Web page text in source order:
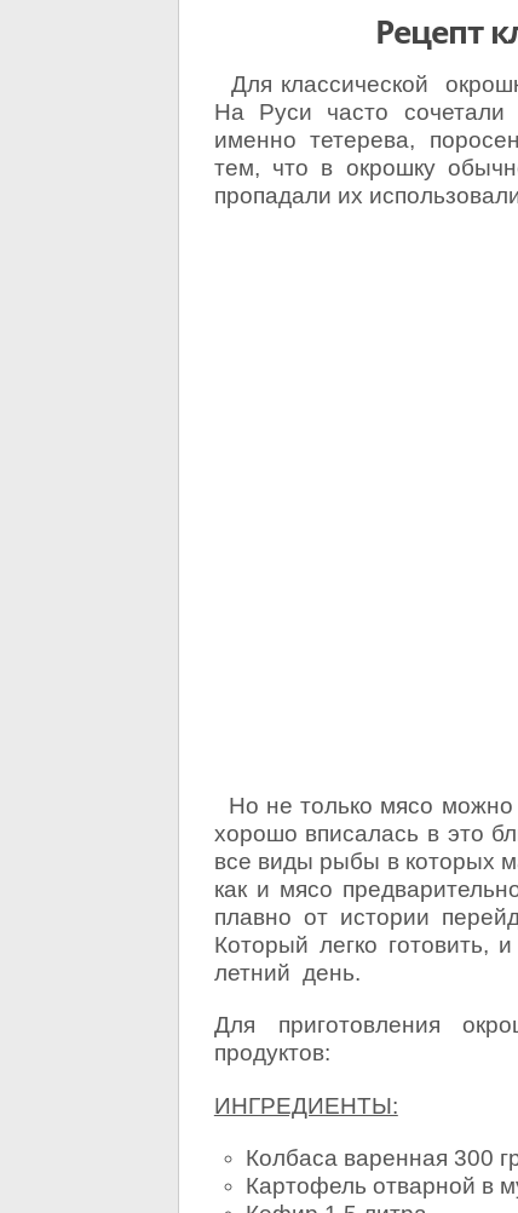
Рецепт
Для классической
На Руси часто
именно тетерева,
тем, что в окрошку
пропадали их
Но не только мясо можно
хорошо вписалась в это
все виды рыбы в которых
как и мясо
плавно от истории
Который легко готовить,
летний день.
Для приготовления
продуктов:
ИНГРЕДИЕНТЫ:
Колбаса варенная 300
Картофель отварной в